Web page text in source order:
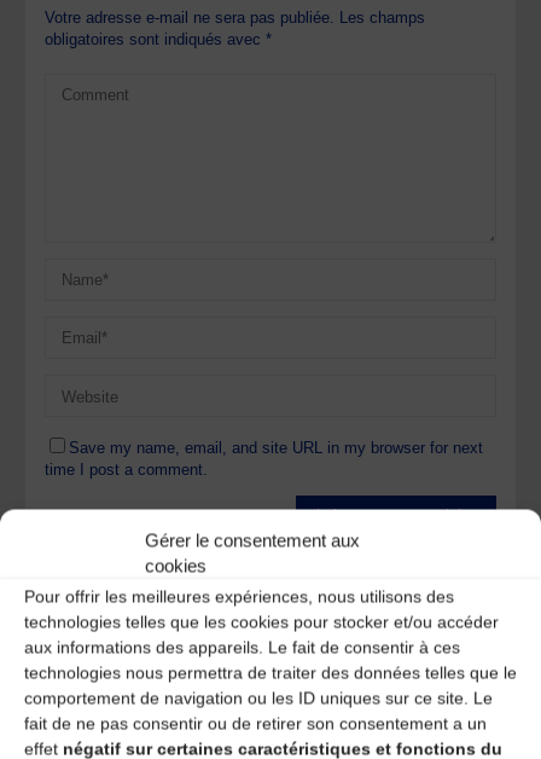
Gérer le consentement aux
cookies
Pour offrir les meilleures expériences, nous utilisons des
technologies telles que les cookies pour stocker et/ou accéder
aux informations des appareils. Le fait de consentir à ces
technologies nous permettra de traiter des données telles que le
comportement de navigation ou les ID uniques sur ce site. Le
fait de ne pas consentir ou de retirer son consentement a un
effet négatif sur certaines caractéristiques et fonctions du
Votre adresse e-mail ne sera pas publiée.
Les champs
obligatoires sont indiqués avec*
Save my name, email, and site URL in my browser for next
time I post a comment.
Ce site utilise Akismet pour réduire les indésirables.
commentaires sont traitées.